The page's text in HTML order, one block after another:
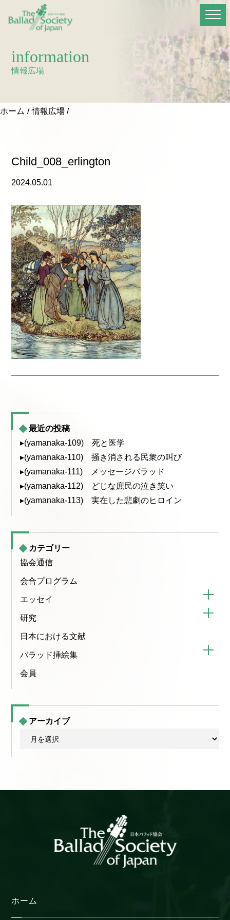
information
情報広場
ホーム 情報広場
Child_008_erlington
2024.05.01
最近の投稿
▸(yamanaka-109) 死と医学
▸(yamanaka-110) 掻き消される民衆の叫び
▸(yamanaka-111) メッセージバラッド
▸(yamanaka-112) どじな庶民の泣き笑い
▸(yamanaka-113) 実在した悲劇のヒロイン
カテゴリー
協会通信
会合プログラム
エッセイ
研究
日本における文献
バラッド挿絵集
会員
アーカイブ
ブ
ホーム